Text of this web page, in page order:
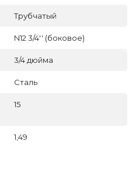
Трубчатый
N12 3/4'' (боковое)
3/4 дюйма
Сталь
15
1,49